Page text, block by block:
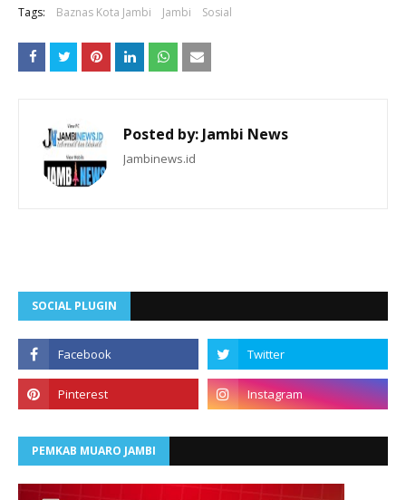
Tags: Baznas Kota Jambi Jambi Sosial
Posted by:Jambi News
Jambinews.id
SOCIAL PLUGIN
PEMKAB MUARO JAMBI